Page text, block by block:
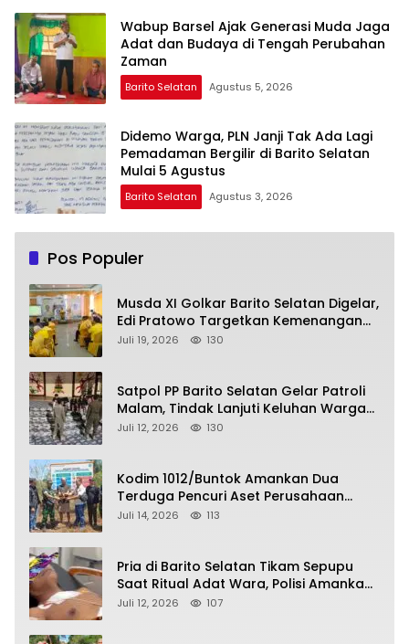
Wabup Barsel Ajak Generasi Muda Jaga
Adat dan Budaya di Tengah Perubahan
Zaman
Barito Selatan Agustus 5, 2026
Didemo Warga, PLN Janji Tak Ada Lagi
Pemadaman Bergilir di Barito Selatan
Mulai 5 Agustus
Barito Selatan Agustus 3, 2026
Pos Populer
Musda XI Golkar Barito Selatan Digelar,
Edi Pratowo Targetkan Kemenangan
Partai pada Pemilu Mendatang
Juli 19, 2026 130
Satpol PP Barito Selatan Gelar Patroli
Malam, Tindak Lanjuti Keluhan Warga
soal Balap Liar dan Remaja Nongkrong
Juli 12, 2026 130
Kodim 1012/Buntok Amankan Dua
Terduga Pencuri Aset Perusahaan
Sitaan Satgas PKH, Satu Paket Diduga
Juli 14, 2026 113
Pria di Barito Selatan Tikam Sepupu
Saat Ritual Adat Wara, Polisi Amankan
Pelaku
Juli 12, 2026 107